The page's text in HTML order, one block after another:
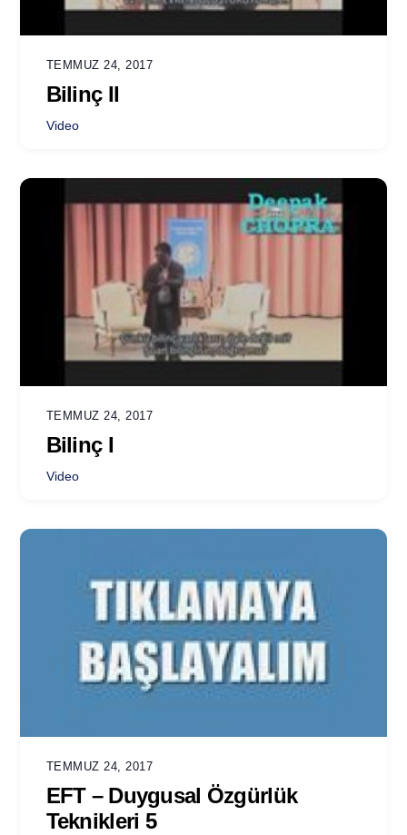
TEMMUZ 24, 2017
Bilinç II
Video
TEMMUZ 24, 2017
Bilinç I
Video
TEMMUZ 24, 2017
EFT – Duygusal Özgürlük
Teknikleri 5